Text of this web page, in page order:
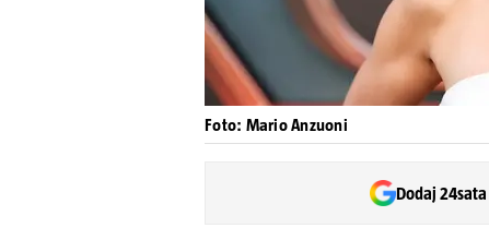
Foto: Mario Anzuoni
Dodaj